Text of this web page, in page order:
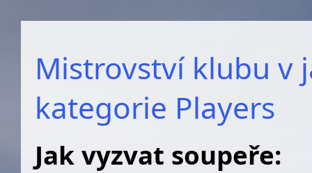
Mistrovství klubu v
kategorie Players
Jak vyzvat soupeře: